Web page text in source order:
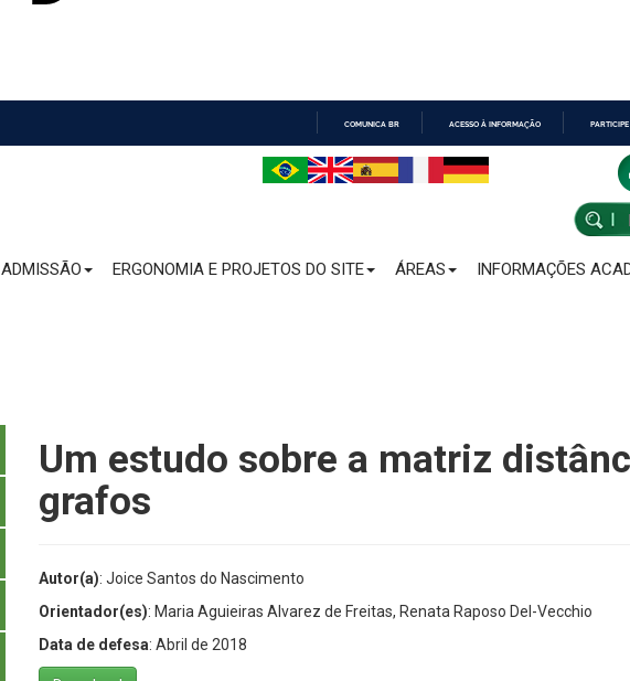
COMUNICA BR ACESSO À INFORMAÇÃO PARTICIPE
ADMISSÃO ERGONOMIA E PROJETOS DO SITE ÁREAS INFORMAÇÕES
Um estudo sobre a matriz
grafos
Autor(a): Joice Santos do Nascimento
Orientador(es): Maria Aguieiras Alvarez de Freitas, Renata Raposo Del-Vecchio
Data de defesa: Abril de 2018